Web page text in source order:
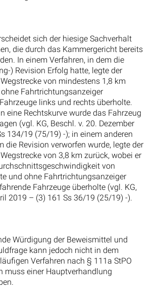
sich der hiesige Sachverhalt
die durch das Kammergericht bereits
In einem Verfahren, in dem die
) Revision Erfolg hatte, legte der
von mindestens 1,8 km
Fahrtrichtungsanzeiger
links und rechts überholte.
eine Rechtskurve wurde das Fahrzeug
(vgl. KG, Beschl. v. 20. Dezember
134/19 (75/19) -); in einem anderen
die Revision verworfen wurde, legte der
von 3,8 km zurück, wobei er
von
und ohne Fahrtrichtungsanzeiger
Fahrzeuge überholte (vgl. KG,
2019 – (3) 161 Ss 36/19 (25/19) -).
Würdigung der Beweismittel und
kann jedoch nicht in dem
Verfahren nach § 111a StPO
muss einer Hauptverhandlung